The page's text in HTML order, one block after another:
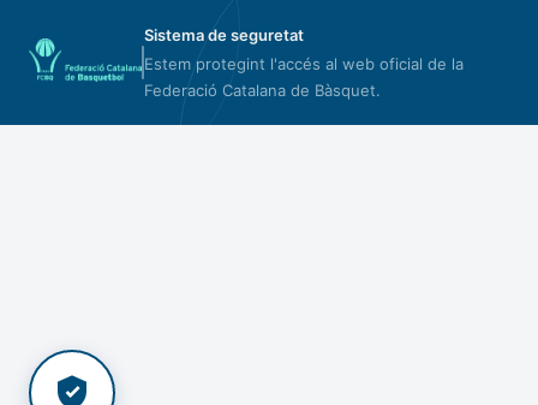
Sistema de seguretat
Estem protegint l'accés al web oficial de la
Federació Catalana de Bàsquet.